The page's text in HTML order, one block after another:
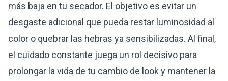
más baja en tu secador. El objetivo es evitar un
desgaste adicional que pueda restar luminosidad al
color o quebrar las hebras ya sensibilizadas. Al final,
el cuidado constante juega un rol decisivo para
prolongar la vida de tu cambio de look y mantener la